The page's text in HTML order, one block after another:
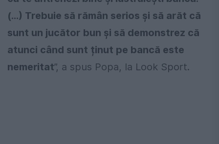
(...) Trebuie să rămân serios și să arăt că
sunt un jucător bun și să demonstrez că
atunci când sunt ținut pe bancă este
nemeritat”, a spus Popa, la Look Sport.